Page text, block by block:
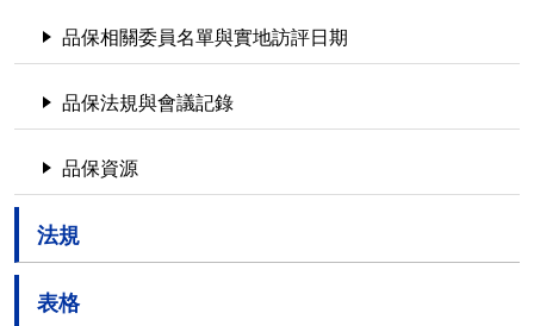
品保相關委員名單與實地訪評日期
品保法規與會議記錄
品保資源
法規
表格